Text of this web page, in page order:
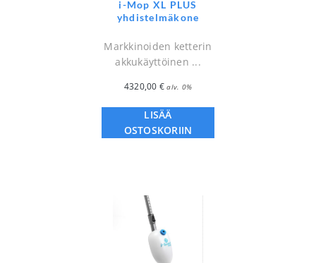
i-Mop XL PLUS
yhdistelmäkone
Markkinoiden ketterin
akkukäyttöinen ...
4320,00 € alv. 0%
LISÄÄ
OSTOSKORIIN